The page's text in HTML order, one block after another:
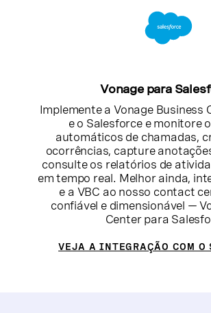
Vonage para
Implemente a Vonage Business
e o Salesforce e monitore
automáticos de chamadas,
ocorrências, capture
consulte os relatórios de
em tempo real. Melhor ainda,
e a VBC ao nosso contact
confiável e dimensionável —
Center para
VEJA A INTEGRAÇÃO COM O